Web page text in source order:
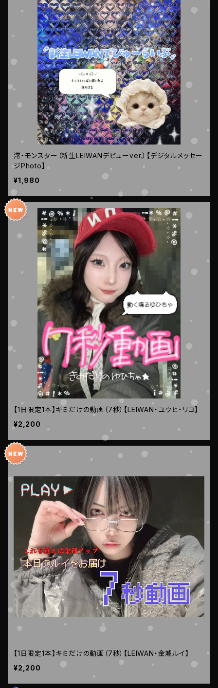
澪・モンスター（新生LEIWANデビューver.）【デジタルメッセー
ジPhoto】
¥1,980
【1日限定1本】キミだけの動画（7秒）【LEIWAN・ユウヒ・リコ】
¥2,200
【1日限定1本】キミだけの動画（7秒）【LEIWAN・金城ルイ】
¥2,200